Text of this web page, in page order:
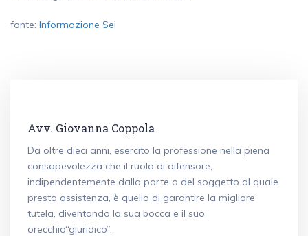
fonte: Informazione Sei
Avv. Giovanna Coppola
Da oltre dieci anni, esercito la professione nella piena
consapevolezza che il ruolo di difensore,
indipendentemente dalla parte o del soggetto al quale
presto assistenza, è quello di garantire la migliore
tutela, diventando la sua bocca e il suo
orecchio“giuridico”.